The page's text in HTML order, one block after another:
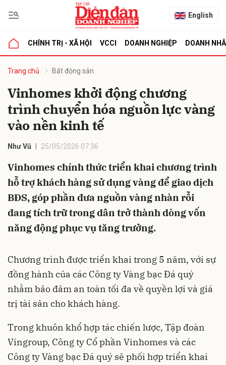
English
CHÍNH TRỊ - XÃ HỘI VCCI DOANH NGHIỆP DOANH
Trang chủ Bất động sản
Vinhomes khởi động chương
trình chuyển hóa nguồn lực vàng
vào nền kinh tế
Như Vũ 25/05/2026 07:36
Vinhomes chính thức triển khai chương trình
hỗ trợ khách hàng sử dụng vàng để giao dịch
BĐS, góp phần đưa nguồn vàng nhàn rỗi
đang tích trữ trong dân trở thành dòng vốn
năng động phục vụ tăng trưởng.
Chương trình được triển khai trong 5 năm, với sự
đồng hành của các Công ty Vàng bạc Đá quý
nhằm bảo đảm an toàn tối đa về quyền lợi và giá
trị tài sản cho khách hàng.
Trong khuôn khổ hợp tác chiến lược, Tập đoàn
Vingroup, Công ty Cổ phần Vinhomes và các
Công ty Vàng bạc Đá quý sẽ phối hợp triển khai
luận
Hủy